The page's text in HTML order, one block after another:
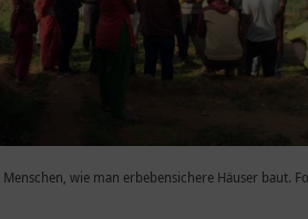
wie man erbebensichere Häuser baut.